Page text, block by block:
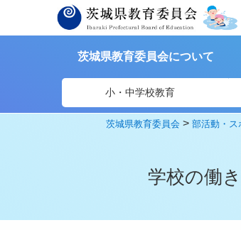
茨城県教育委員会について
小・中学校教育
茨城県教育委員会 >部活動・ス
学校の働